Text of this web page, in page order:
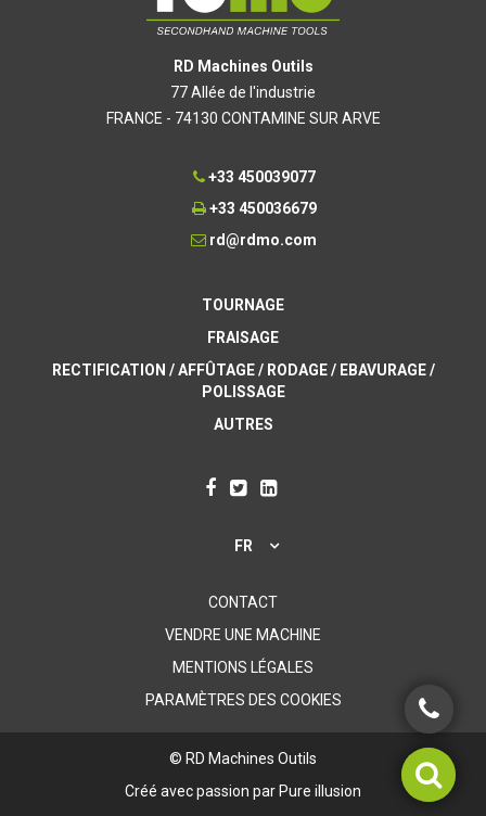
RD Machines Outils
77 Allée de l'industrie
FRANCE - 74130 CONTAMINE SUR ARVE
+33 450039077
+33 450036679
rd@rdmo.com
TOURNAGE
FRAISAGE
RECTIFICATION / AFFÛTAGE / RODAGE / EBAVURAGE /
POLISSAGE
AUTRES
FR
CONTACT
VENDRE UNE MACHINE
MENTIONS LÉGALES
PARAMÈTRES DES COOKIES
© RD Machines Outils
Créé avec passion par Pure illusion